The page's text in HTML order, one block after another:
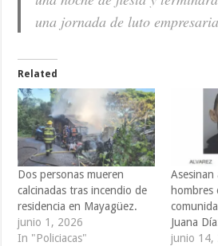
una jornada de luto
Related
Dos personas mueren
calcinadas tras incendio de
residencia en Mayagüez.
junio 1, 2026
In "Policiacas"
hombres
Juana
junio 14,